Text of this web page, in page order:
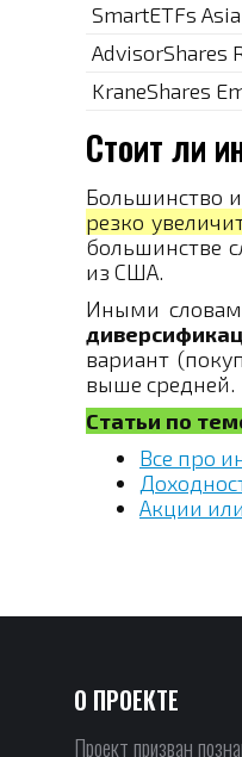
SmartETFs
AdvisorShares
KraneShares
Стоит ли
Большинство
резко
большинстве
из США.
Иными
вариант
выше средней.
Статьи по
Все про
Акции
О ПРОЕКТЕ
Проект призван